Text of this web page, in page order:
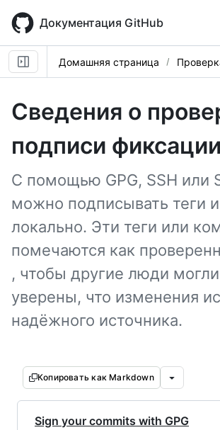
main
content
Документация GitHub
Домашняя страница
Сведения о
подписи фиксации
С помощью GPG, SSH или
можно подписывать теги
локально. Эти теги или
помечаются как
, чтобы другие люди
уверены, что изменения
надёжного источника.
Копировать как Markdown
Sign your commits with GPG